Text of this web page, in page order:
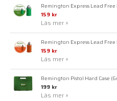
Remington Express Lead Free
159 kr
Läs mer »
Remington Express Lead Free
159 kr
Läs mer »
Remington Pistol Hard Case
199 kr
Läs mer »